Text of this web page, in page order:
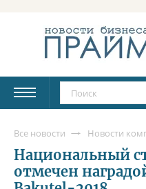
Все новости Новости
Национальный
отмечен